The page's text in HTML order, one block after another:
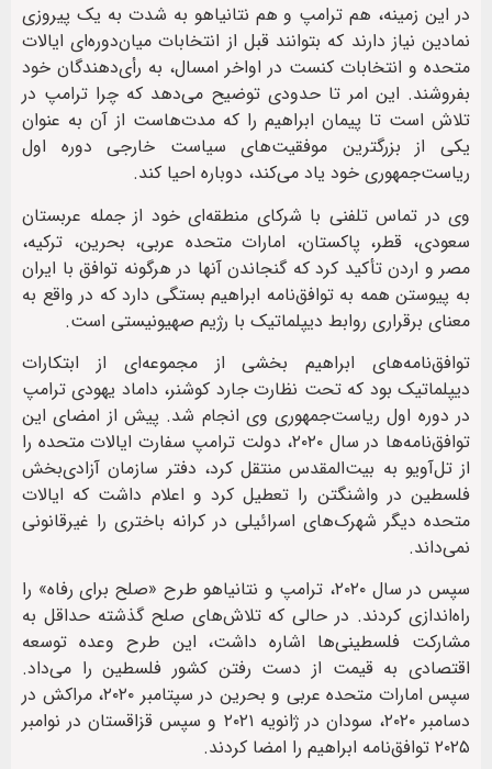
در این زمینه، هم ترامپ و هم نتانیاهو به شدت به یک پیروزی
نمادین نیاز دارند که بتوانند قبل از انتخابات میان‌دوره‌ای ایالات
متحده و انتخابات کنست در اواخر امسال، به رأی‌دهندگان خود
بفروشند. این امر تا حدودی توضیح می‌دهد که چرا ترامپ در
تلاش است تا پیمان ابراهیم را که مدت‌هاست از آن به عنوان
یکی از بزرگترین موفقیت‌های سیاست خارجی دوره اول
ریاست‌جمهوری خود یاد می‌کند، دوباره احیا کند.
وی در تماس تلفنی با شرکای منطقه‌ای خود از جمله عربستان
سعودی، قطر، پاکستان، امارات متحده عربی، بحرین، ترکیه،
مصر و اردن تأکید کرد که گنجاندن آنها در هرگونه توافق با ایران
به پیوستن همه به توافق‌نامه ابراهیم بستگی دارد که در واقع به
معنای برقراری روابط دیپلماتیک با رژیم صهیونیستی است.
توافق‌نامه‌های ابراهیم بخشی از مجموعه‌ای از ابتکارات
دیپلماتیک بود که تحت نظارت جارد کوشنر، داماد یهودی ترامپ
در دوره اول ریاست‌جمهوری وی انجام شد. پیش از امضای این
توافق‌نامه‌ها در سال ۲۰۲۰، دولت ترامپ سفارت ایالات متحده را
از تل‌آویو به بیت‌المقدس منتقل کرد، دفتر سازمان آزادی‌بخش
فلسطین در واشنگتن را تعطیل کرد و اعلام داشت که ایالات
متحده دیگر شهرک‌های اسرائیلی در کرانه باختری را غیرقانونی
نمی‌داند.
سپس در سال ۲۰۲۰، ترامپ و نتانیاهو طرح «صلح برای رفاه» را
راه‌اندازی کردند. در حالی که تلاش‌های صلح گذشته حداقل به
مشارکت فلسطینی‌ها اشاره داشت، این طرح وعده توسعه
اقتصادی به قیمت از دست رفتن کشور فلسطین را می‌داد.
سپس امارات متحده عربی و بحرین در سپتامبر ۲۰۲۰، مراکش در
دسامبر ۲۰۲۰، سودان در ژانویه ۲۰۲۱ و سپس قزاقستان در نوامبر
۲۰۲۵ توافق‌نامه ابراهیم را امضا کردند.